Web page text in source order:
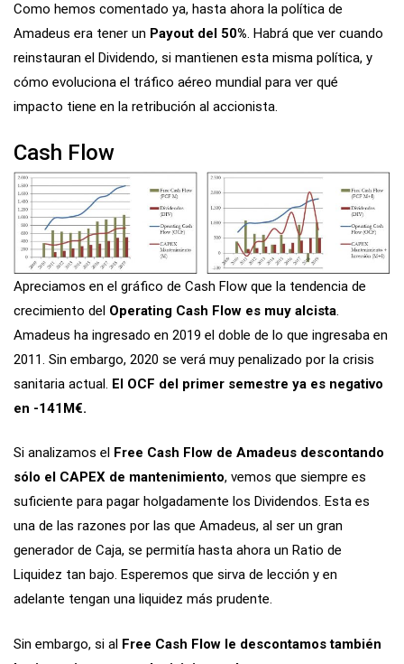
Como hemos comentado ya, hasta ahora la política de
Amadeus era tener un Payout del 50%. Habrá que ver cuando
reinstauran el Dividendo, si mantienen esta misma política, y
cómo evoluciona el tráfico aéreo mundial para ver qué
impacto tiene en la retribución al accionista.
Cash Flow
Apreciamos en el gráfico de Cash Flow que la tendencia de
crecimiento del Operating Cash Flow es muy alcista
Amadeus ha ingresado en 2019 el doble de lo que ingresaba en
2011. Sin embargo, 2020 se verá muy penalizado por la crisis
sanitaria actual. El OCF del primer semestre ya es negativo
en -141M€.
Si analizamos el Free Cash Flow de Amadeus descontando
sólo el CAPEX de mantenimiento, vemos que siempre es
suficiente para pagar holgadamente los Dividendos. Esta es
una de las razones por las que Amadeus, al ser un gran
generador de Caja, se permitía hasta ahora un Ratio de
Liquidez tan bajo. Esperemos que sirva de lección y en
adelante tengan una liquidez más prudente.
Sin embargo, si al Free Cash Flow le descontamos también